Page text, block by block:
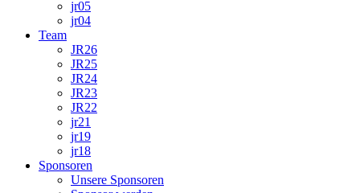
jr05
jr04
Team
JR26
JR25
JR24
JR23
JR22
jr21
jr19
jr18
Sponsoren
Unsere Sponsoren